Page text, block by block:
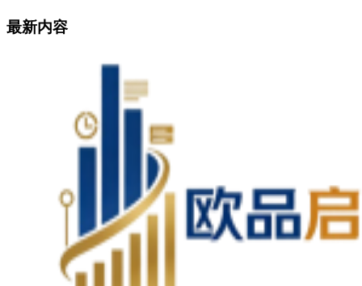
最新内容